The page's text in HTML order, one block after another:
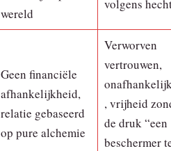
wereld
volgens
Geen financiële
afhankelijkheid,
relatie gebaseerd
op pure alchemie
Verworven
vertrouwen,
, vrijheid
de druk “een
beschermer